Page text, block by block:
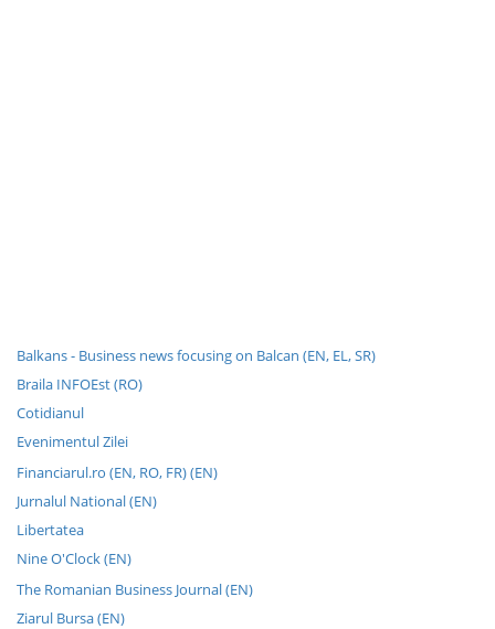
Balkans - Business news focusing on Balcan (EN, EL, SR)
Braila INFOEst (RO)
Cotidianul
Evenimentul Zilei
Financiarul.ro (EN, RO, FR) (EN)
Jurnalul National (EN)
Libertatea
Nine O'Clock (EN)
The Romanian Business Journal (EN)
Ziarul Bursa (EN)